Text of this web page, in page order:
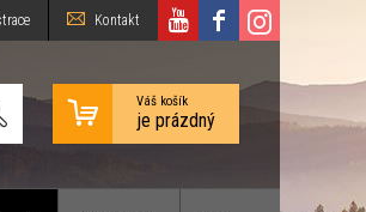
Kontakt
Váš košík
je prázdný